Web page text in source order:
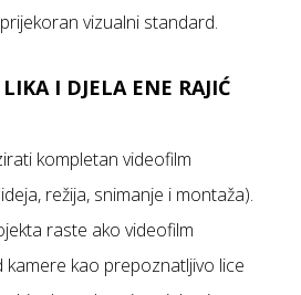
vizualni standard.
I DJELA ENE RAJIĆ
kompletan videofilm
režija, snimanje i montaža).
raste ako videofilm
kamere kao prepoznatljivo lice